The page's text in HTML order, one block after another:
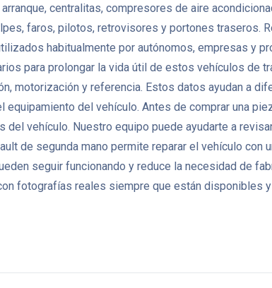
centralitas, compresores de aire
faros, pilotos, retrovisores y portones traseros.
habitualmente por autónomos, empresas y
para prolongar la vida útil de estos vehículos de
motorización y referencia. Estos datos ayudan a
del vehículo. Antes de comprar una
vehículo. Nuestro equipo puede ayudarte a
de segunda mano permite reparar el vehículo
seguir funcionando y reduce la necesidad de
fotografías reales siempre que están disponibles